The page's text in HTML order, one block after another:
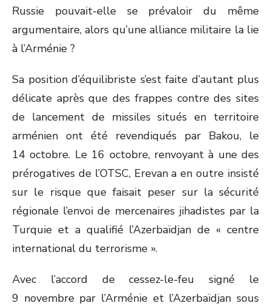
Russie pouvait-elle se prévaloir du même
argumentaire, alors qu’une alliance militaire la lie
à l’Arménie ?
Sa position d’équilibriste s’est faite d’autant plus
délicate après que des frappes contre des sites
de lancement de missiles situés en territoire
arménien ont été revendiqués par Bakou, le
14 octobre. Le 16 octobre, renvoyant à une des
prérogatives de l’OTSC, Erevan a en outre insisté
sur le risque que faisait peser sur la sécurité
régionale l’envoi de mercenaires jihadistes par la
Turquie et a qualifié l’Azerbaïdjan de « centre
international du terrorisme ».
Avec l’accord de cessez-le-feu signé le
9 novembre par l’Arménie et l’Azerbaïdjan sous